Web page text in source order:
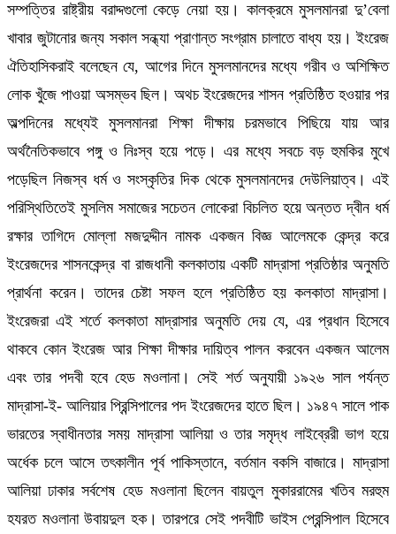
সম্পত্তির রাষ্ট্রীয় বরাদ্দগুলো কেড়ে নেয়া হয়। কালক্রমে মুসলমানরা দু’বেলা
খাবার জুটানোর জন্য সকাল সন্ধ্যা প্রাণান্ত সংগ্রাম চালাতে বাধ্য হয়। ইংরেজ
ঐতিহাসিকরাই বলেছেন যে, আগের দিনে মুসলমানদের মধ্যে গরীব ও অশিক্ষিত
লোক খুঁজে পাওয়া অসম্ভব ছিল। অথচ ইংরেজদের শাসন প্রতিষ্ঠিত হওয়ার পর
অল্পদিনের মধ্যেই মুসলমানরা শিক্ষা দীক্ষায় চরমভাবে পিছিয়ে যায় আর
অর্থনৈতিকভাবে পঙ্গু ও নিঃস্ব হয়ে পড়ে। এর মধ্যে সবচে বড় হুমকির মুখে
পড়েছিল নিজস্ব ধর্ম ও সংস্কৃতির দিক থেকে মুসলমানদের দেউলিয়াত্ব। এই
পরিস্থিতিতেই মুসলিম সমাজের সচেতন লোকেরা বিচলিত হয়ে অন্তত দ্বীন ধর্ম
রক্ষার তাগিদে মোল্লা মজদুদ্দীন নামক একজন বিজ্ঞ আলেমকে কেন্দ্র করে
ইংরেজদের শাসনকেন্দ্র বা রাজধানী কলকাতায় একটি মাদ্রাসা প্রতিষ্ঠার অনুমতি
প্রার্থনা করেন। তাদের চেষ্টা সফল হলে প্রতিষ্ঠিত হয় কলকাতা মাদ্রাসা।
ইংরেজরা এই শর্তে কলকাতা মাদ্রাসার অনুমতি দেয় যে, এর প্রধান হিসেবে
থাকবে কোন ইংরেজ আর শিক্ষা দীক্ষার দায়িত্ব পালন করবেন একজন আলেম
এবং তার পদবী হবে হেড মওলানা। সেই শর্ত অনুযায়ী ১৯২৬ সাল পর্যন্ত
মাদ্রাসা-ই- আলিয়ার প্রিন্সিপালের পদ ইংরেজদের হাতে ছিল। ১৯৪৭ সালে পাক
ভারতের স্বাধীনতার সময় মাদ্রাসা আলিয়া ও তার সমৃদ্ধ লাইব্রেরী ভাগ হয়ে
অর্ধেক চলে আসে তৎকালীন পূর্ব পাকিস্তানে, বর্তমান বকসি বাজারে। মাদ্রাসা
আলিয়া ঢাকার সর্বশেষ হেড মওলানা ছিলেন বায়তুল মুকাররামের খতিব মরহুম
হযরত মওলানা উবায়দুল হক। তারপরে সেই পদবীটি ভাইস প্রেন্সিপাল হিসেবে